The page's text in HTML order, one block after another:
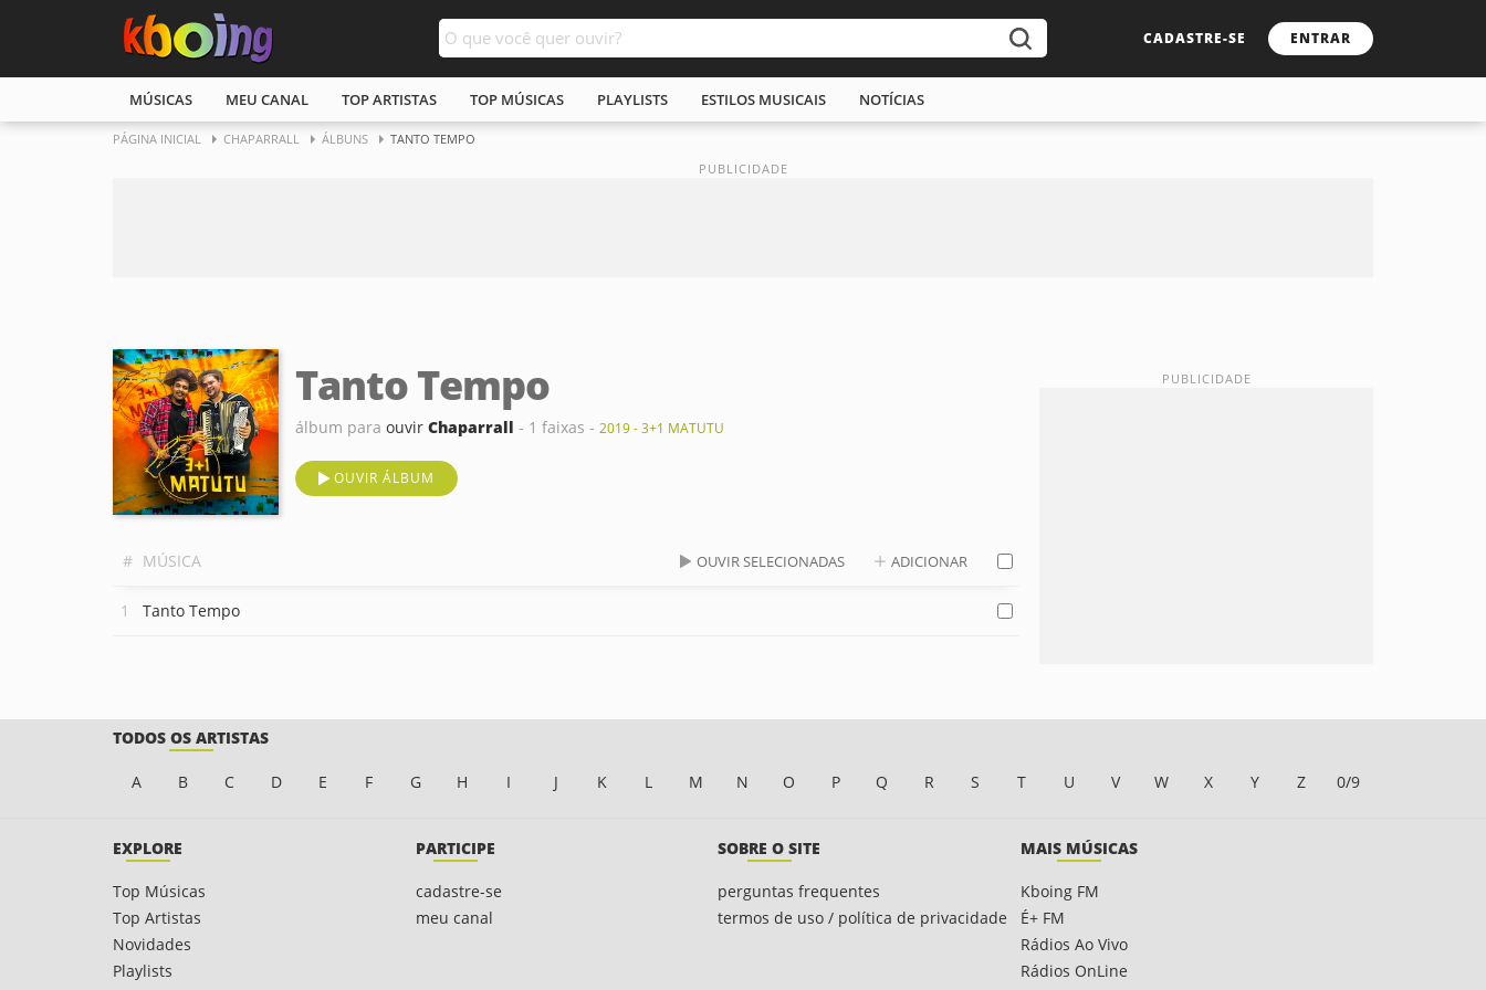
CADASTRE-SE ENTRAR
MÚSICAS MEU CANAL TOP ARTISTAS TOP MÚSICAS PLAYLISTS ESTILOS MUSICAIS NOTÍCIAS
PÁGINA INICIAL CHAPARRALL ÁLBUNS TANTO TEMPO
Tanto Tempo
álbum para ouvir Chaparrall - 1 faixas - 2019 - 3+1 MATUTU
OUVIR ÁLBUM
# MÚSICA OUVIR SELECIONADAS ADICIONAR
Tanto Tempo
TODOS OS ARTISTAS
A B C D E F G H I J K L M N O P Q R S T U V W X Y Z 0/9
EXPLORE
Top Músicas
Top Artistas
Novidades
Playlists
PARTICIPE
cadastre-se
meu canal
SOBRE O SITE
perguntas frequentes
termos de uso / política de privacidade
MAIS MÚSICAS
Kboing FM
É+ FM
Rádios Ao Vivo
Rádios OnLine